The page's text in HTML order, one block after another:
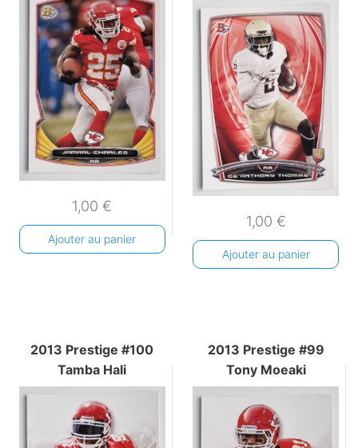
1,00€
Ajouter au panier
1,00 €
Ajouter au panier
2013 Prestige #100
Tamba Hali
2013 Prestige #99
Tony Moeaki